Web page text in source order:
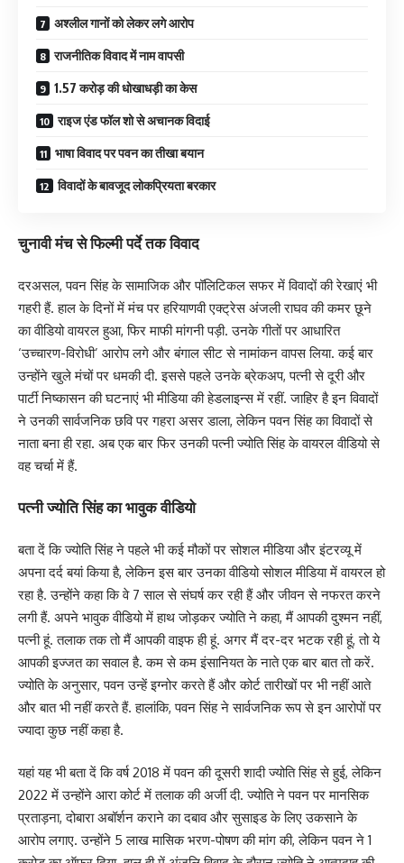
अश्लील गानों को लेकर लगे आरोप
राजनीतिक विवाद में नाम वापसी
1.57 करोड़ की धोखाधड़ी का केस
राइज एंड फॉल शो से अचानक विदाई
भाषा विवाद पर पवन का तीखा बयान
विवादों के बावजूद लोकप्रियता बरकार
चुनावी मंच से फिल्मी पर्दे तक विवाद
दरअसल, पवन सिंह के सामाजिक और पॉलिटिकल सफर में विवादों की रेखाएं भी
गहरी हैं. हाल के दिनों में मंच पर हरियाणवी एक्ट्रेस अंजली राघव की कमर छूने
का वीडियो वायरल हुआ, फिर माफी मांगनी पड़ी. उनके गीतों पर आधारित
‘उच्चारण-विरोधी’ आरोप लगे और बंगाल सीट से नामांकन वापस लिया. कई बार
उन्होंने खुले मंचों पर धमकी दी. इससे पहले उनके ब्रेकअप, पत्नी से दूरी और
पार्टी निष्कासन की घटनाएं भी मीडिया की हेडलाइन्स में रहीं. जाहिर है इन विवादों
ने उनकी सार्वजनिक छवि पर गहरा असर डाला, लेकिन पवन सिंह का विवादों से
नाता बना ही रहा. अब एक बार फिर उनकी पत्नी ज्योति सिंह के वायरल वीडियो से
वह चर्चा में हैं.
पत्नी ज्योति सिंह का भावुक वीडियो
बता दें कि ज्योति सिंह ने पहले भी कई मौकों पर सोशल मीडिया और इंटरव्यू में
अपना दर्द बयां किया है, लेकिन इस बार उनका वीडियो सोशल मीडिया में वायरल हो
रहा है. उन्होंने कहा कि वे 7 साल से संघर्ष कर रही हैं और जीवन से नफरत करने
लगी हैं. अपने भावुक वीडियो में हाथ जोड़कर ज्योति ने कहा, मैं आपकी दुश्मन नहीं,
पत्नी हूं. तलाक तक तो मैं आपकी वाइफ ही हूं. अगर मैं दर-दर भटक रही हूं, तो ये
आपकी इज्जत का सवाल है. कम से कम इंसानियत के नाते एक बार बात तो करें.
ज्योति के अनुसार, पवन उन्हें इग्नोर करते हैं और कोर्ट तारीखों पर भी नहीं आते
और बात भी नहीं करते हैं. हालांकि, पवन सिंह ने सार्वजनिक रूप से इन आरोपों पर
ज्यादा कुछ नहीं कहा है.
यहां यह भी बता दें कि वर्ष 2018 में पवन की दूसरी शादी ज्योति सिंह से हुई, लेकिन
2022 में उन्होंने आरा कोर्ट में तलाक की अर्जी दी. ज्योति ने पवन पर मानसिक
प्रताड़ना, दोबारा अबॉर्शन कराने का दबाव और सुसाइड के लिए उकसाने के
आरोप लगाए. उन्होंने 5 लाख मासिक भरण-पोषण की मांग की, लेकिन पवन ने 1